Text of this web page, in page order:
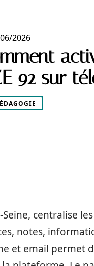
2026
92 sur
Seine, centralise
notes,
et email permet